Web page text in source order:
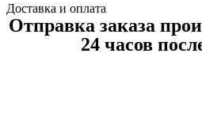
Доставка и оплата
Отправка заказа
24 часов